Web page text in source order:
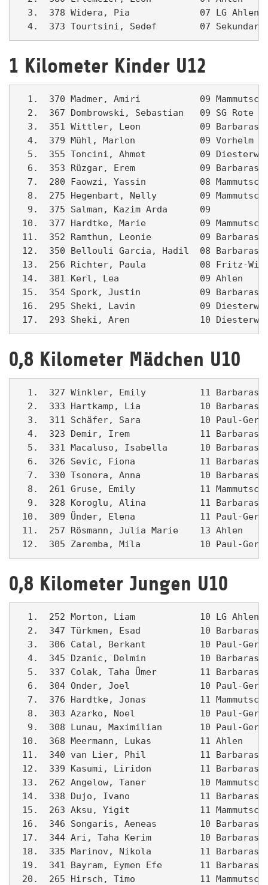
3.  378 Widera, Pia             07 LG Ahlen
4.  373 Tourtsini, Sedef        07
1 Kilometer Kinder U12
1.  370 Madmer, Amiri           09
2.  367 Dombrowski, Sebastian   09 SG Rote
3.  351 Wittler, Leon           09
4.  379 Mühl, Marlon            09 Vorhelm
5.  355 Toncini, Ahmet          09
6.  353 Rüzgar, Erem            09
7.  280 Faowzi, Yassin          08
8.  275 Hegenbart, Nelly        09
9.  375 Salman, Kazim Arda      09
10.  377 Hardtke, Marie          09
11.  352 Ramthun, Leonie         09
12.  350 Bellouli Garcia, Hadil  08
13.  256 Richter, Paula          08 Fritz-
14.  381 Kerl, Lea               09 Ahlen
15.  354 Spork, Justin           09
16.  295 Sheki, Lavin            09
17.  293 Sheki, Aren             10
0,8 Kilometer Mädchen U10
1.  327 Winkler, Emily          11
2.  333 Hartkamp, Lia           10
3.  311 Schäfer, Sara           10 Paul-
4.  323 Demir, Irem             11
5.  331 Macaluso, Isabella      10
6.  326 Sevic, Fiona            11
7.  330 Tsonera, Anna           10
8.  261 Gruse, Emily            11
9.  328 Koroglu, Alina          11
10.  309 Ünder, Elena            11 Paul-
11.  257 Rösmann, Julia Marie    13
12.  305 Zaremba, Mila           10 Paul-
0,8 Kilometer Jungen U10
1.  252 Morton, Liam            10 LG Ahlen
2.  347 Türkmen, Esad           10
3.  306 Catal, Berkant          10 Paul-
4.  345 Dzanic, Delmin          10
5.  337 Colak, Taha Ümer        11
6.  304 Onder, Joel             10 Paul-
7.  376 Hardtke, Jonas          11
8.  303 Azarko, Noel            10 Paul-
9.  308 Lunau, Maximilian       10 Paul-
10.  368 Meermann, Lukas         11
11.  340 van Lier, Phil          11
12.  339 Kasumi, Liridon         11
13.  262 Angelow, Taner          10
14.  338 Dujo, Ivano             11
15.  263 Aksu, Yigit             11
16.  346 Songaris, Aeneas        10
17.  344 Ari, Taha Kerim         10
18.  335 Marinov, Nikola         11
19.  341 Bayram, Eymen Efe       11
20.  265 Hirsch, Timo            11